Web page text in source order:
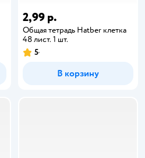
2,99 р.
Общая тетрадь Hatber клетка
48 лист. 1 шт.
5
В корзину